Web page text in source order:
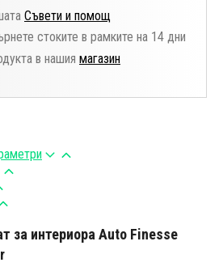
Съвети и помощ
стоките в рамките на 14 дни
в нашия магазин
за интериора Auto Finesse